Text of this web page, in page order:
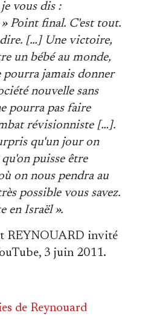
vous dis :
Point final. C'est tout.
dire. […] Une victoire,
un bébé au monde,
pourra jamais donner
nouvelle sans
pourra pas faire
révisionniste […].
qu'un jour on
puisse être
on nous pendra au
possible vous savez.
en Israël ».
REYNOUARD invité
3 juin 2011.
de Reynouard